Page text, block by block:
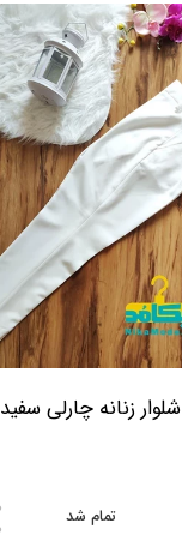
شلوار زنانه چارلی سفید
تمام شد